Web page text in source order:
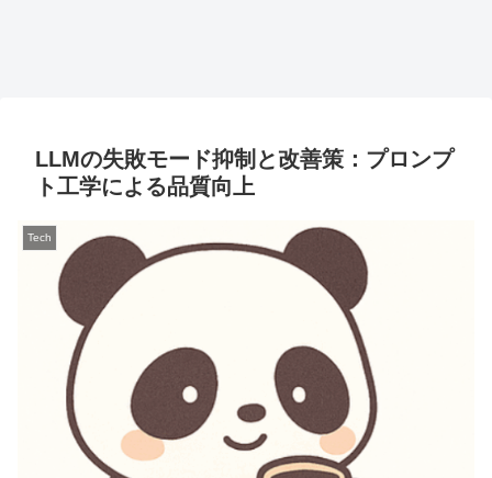
LLMの失敗モード抑制と改善策：プロンプ
ト工学による品質向上
Tech